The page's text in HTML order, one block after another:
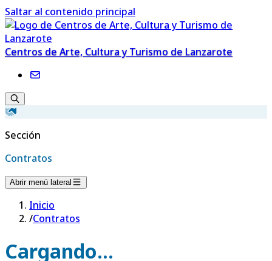
Saltar al contenido principal
Centros de Arte, Cultura y Turismo de Lanzarote
Sección
Contratos
Abrir menú lateral
Inicio
/Contratos
Cargando...